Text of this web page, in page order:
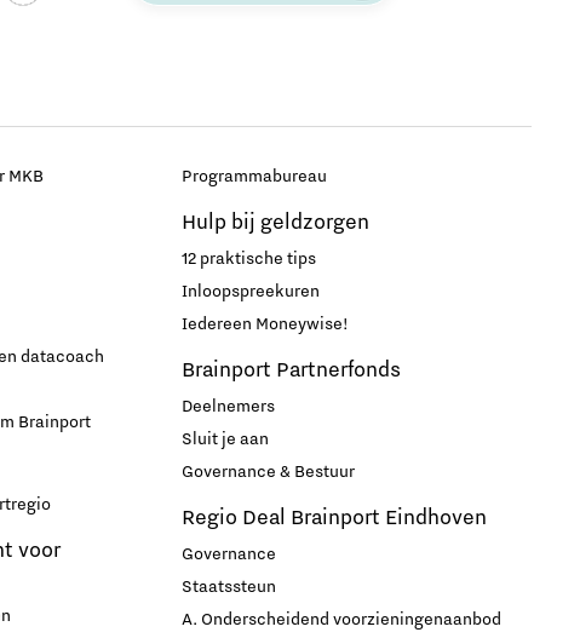
MKB
datacoach
Brainport
voor
Programmabureau
Hulp bij geldzorgen
12 praktische tips
Inloopspreekuren
Iedereen Moneywise!
Brainport Partnerfonds
Deelnemers
Sluit je aan
Governance & Bestuur
Regio Deal Brainport Eindhoven
Governance
Staatssteun
A. Onderscheidend voorzieningenaanbod